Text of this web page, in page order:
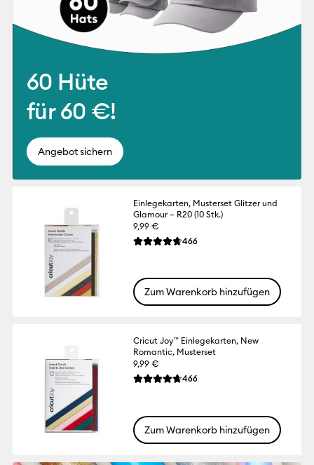
60 Hüte
für 60 €!
Angebot sichern
Einlegekarten, Musterset Glitzer und
Glamour – R20 (10 Stk.)
9,99 €
Die durchschnittliche Bewertung für
466Reviews
Zum Warenkorb hinzufügen
Cricut Joy™ Einlegekarten, New
Romantic, Musterset
9,99 €
Die durchschnittliche Bewertung für
466Reviews
Zum Warenkorb hinzufügen